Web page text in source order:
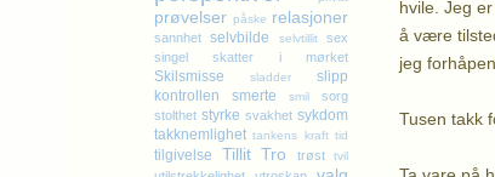
hvile. Jeg
å være
jeg
Tusen takk
prøvelser påske relasjoner
sannhet selvbilde selvtillit
sex
singel
skatter i mørket
Skilsmisse sladder
slipp
kontrollen
smerte smil
sorg
stolthet styrke svakhet sykdom
takknemlighet tankens kraft tid
tilgivelse Tillit Tro trøst tvil